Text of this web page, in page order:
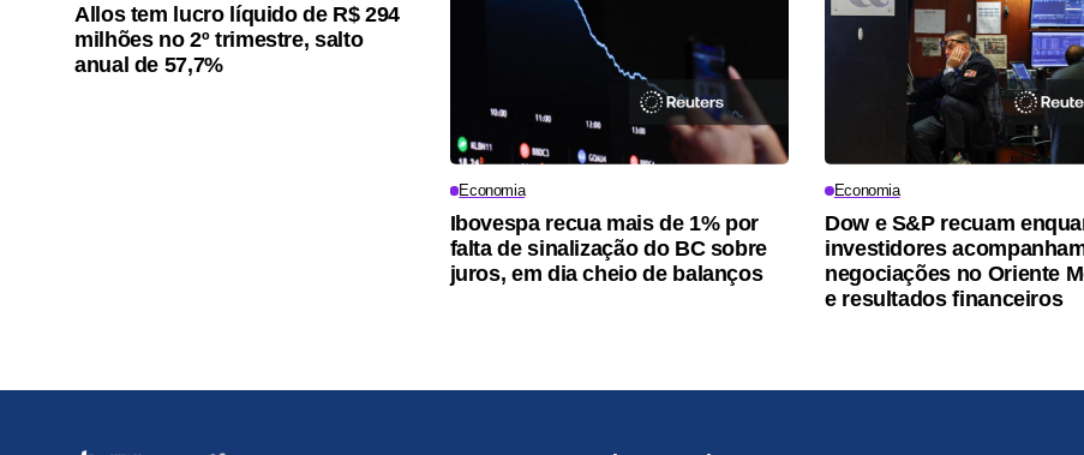
Allos tem lucro líquido de R$ 294
milhões no 2º trimestre, salto
anual de 57,7%
Economia
Ibovespa recua mais de 1% por
falta de sinalização do BC sobre
juros, em dia cheio de balanços
Economia
Dow e S&P recuam
investidores
negociações no Oriente
e resultados financeiros